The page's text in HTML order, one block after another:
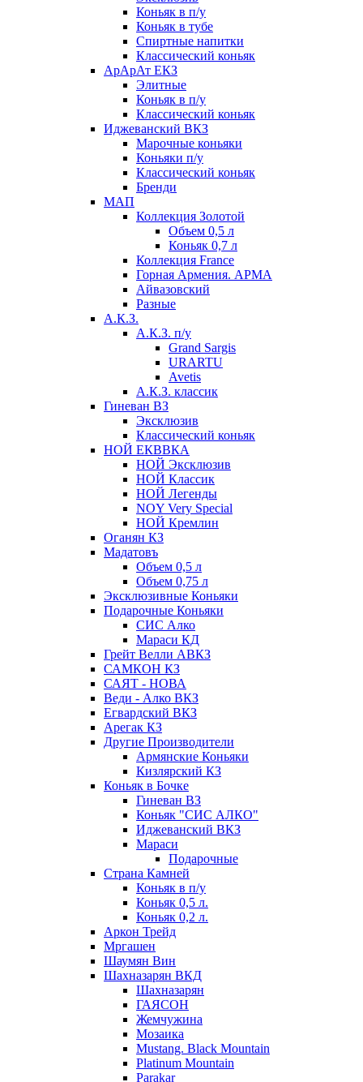
Коньяк в п/у
Коньяк в тубе
Спиртные напитки
Классический коньяк
АрАрАт ЕКЗ
Элитные
Коньяк в п/у
Классический коньяк
Иджеванский ВКЗ
Марочные коньяки
Коньяки п/у
Классический коньяк
Бренди
МАП
Коллекция Золотой
Объем 0,5 л
Коньяк 0,7 л
Коллекция France
Горная Армения. АРМА
Айвазовский
Разные
А.К.З.
А.К.З. п/у
Grand Sargis
URARTU
Avetis
А.К.З. классик
Гиневан ВЗ
Эксклюзив
Классический коньяк
НОЙ ЕКВВКА
НОЙ Эксклюзив
НОЙ Классик
НОЙ Легенды
NOY Very Speсial
НОЙ Кремлин
Оганян КЗ
Мадатовъ
Объем 0,5 л
Объем 0,75 л
Эксклюзивные Коньяки
Подарочные Коньяки
СИС Алко
Мараси КД
Грейт Велли АВКЗ
САМКОН КЗ
САЯТ - НОВА
Веди - Алко ВКЗ
Егвардский ВКЗ
Арегак КЗ
Другие Производители
Армянские Коньяки
Кизлярский КЗ
Коньяк в Бочке
Гиневан ВЗ
Коньяк "СИС АЛКО"
Иджеванский ВКЗ
Мараси
Подарочные
Страна Камней
Коньяк в п/у
Коньяк 0,5 л.
Коньяк 0,2 л.
Аркон Трейд
Мргашен
Шаумян Вин
Шахназарян ВКД
Шахназарян
ГАЯСОН
Жемчужина
Мозаика
Mustang. Black Mountain
Platinum Mountain
Parakar